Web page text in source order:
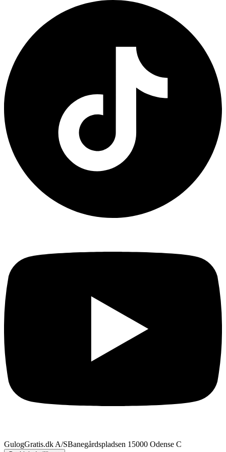
GulogGratis.dk A/SBanegårdspladsen 1 5000 Odense C